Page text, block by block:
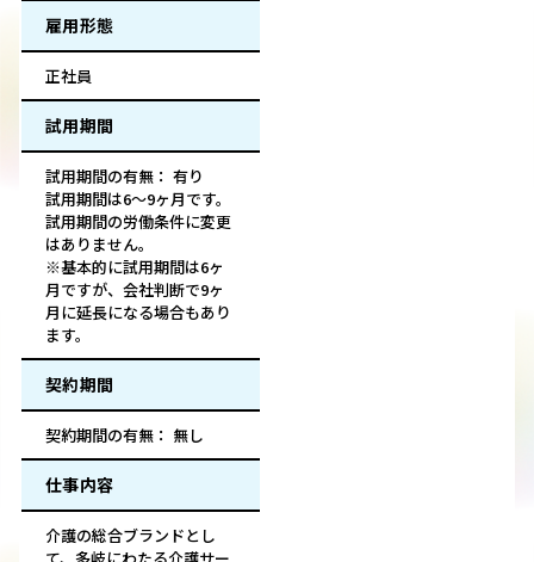
雇用形態
正社員
試用期間
試用期間の有無： 有り
試用期間は6～9ヶ月です。
試用期間の労働条件に変更
はありません。
※基本的に試用期間は6ヶ
月ですが、会社判断で9ヶ
月に延長になる場合もあり
ます。
契約期間
契約期間の有無： 無し
仕事内容
介護の総合ブランドとし